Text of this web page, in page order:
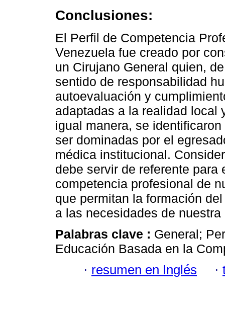
Conclusiones:
El Perfil de Competencia
Venezuela fue creado por
un Cirujano General quien,
sentido de responsabilidad
autoevaluación y
adaptadas a la realidad local
igual manera, se
ser dominadas por el
médica institucional.
debe servir de referente
competencia profesional de
que permitan la formación
a las necesidades de
Palabras clave : General;
Educación Basada en la
· resumen en Inglés ·